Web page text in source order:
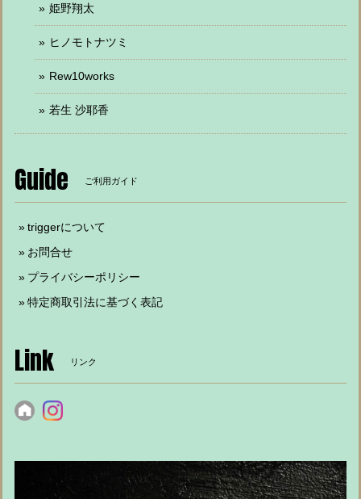
姫野翔太
ヒノモトナツミ
Rew10works
若生 沙耶香
Guide ご利用ガイド
triggerについて
お問合せ
プライバシーポリシー
特定商取引法に基づく表記
Link リンク